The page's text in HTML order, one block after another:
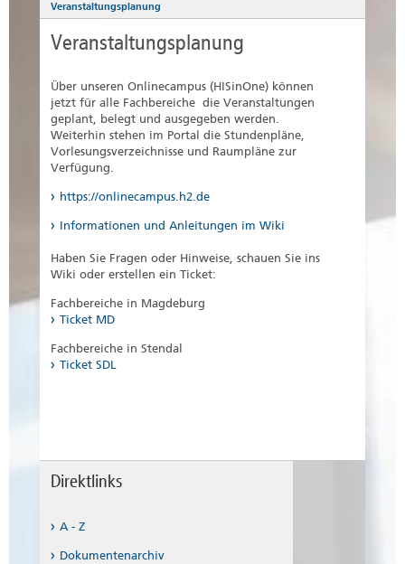
Beschäftigte
International
Veranstaltungsplanung
Veranstaltungsplanung
Über unseren Onlinecampus (HISinOne) können
jetzt für alle Fachbereiche die Veranstaltungen
geplant, belegt und ausgegeben werden.
Weiterhin stehen im Portal die Stundenpläne,
Vorlesungsverzeichnisse und Raumpläne zur
Verfügung.
https://onlinecampus.h2.de
Informationen und Anleitungen im Wiki
Haben Sie Fragen oder Hinweise, schauen Sie ins
Wiki oder erstellen ein Ticket:
Fachbereiche in Magdeburg
Ticket MD
Fachbereiche in Stendal
Ticket SDL
Direktlinks
A - Z
Dokumentenarchiv